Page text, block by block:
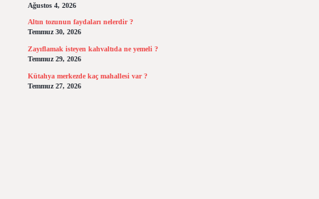
Ağustos 4, 2026
Altın tozunun faydaları nelerdir ?
Temmuz 30, 2026
Zayıflamak isteyen kahvaltıda ne yemeli ?
Temmuz 29, 2026
Kütahya merkezde kaç mahallesi var ?
Temmuz 27, 2026